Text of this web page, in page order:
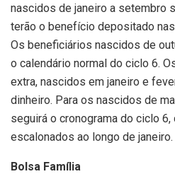
nascidos de janeiro a setembro
terão o benefício depositado
Os beneficiários nascidos de
o calendário normal do ciclo 6.
extra, nascidos em janeiro e
dinheiro. Para os nascidos de
seguirá o cronograma do ciclo
escalonados ao longo de janeiro.
Bolsa Família